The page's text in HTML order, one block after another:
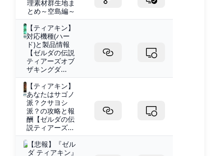
理素材群生地ま
とめ～空島編～
【ティアキン】
対応機種(ハー
ド)と製品情報
【ゼルダの伝説
ティアーズオブ
ザキングダ...
【ティアキン】
あなたはサゴノ
派？クサヨシ
派？の攻略と報
酬【ゼルダの伝
説ティアーズ...
【悲報】『ゼル
ダ ティアキン』